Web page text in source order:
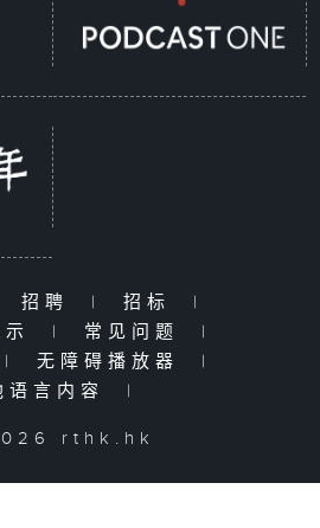
招聘 | 招标
|
示
| 常见问题
|
| 无障碍播放器
|
语言内容
|
rthk.hk